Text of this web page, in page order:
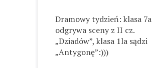
Dramowy tydzień: klasa 7a
odgrywa sceny z II cz.
„Dziadów”, klasa 1la sądzi
„Antygonę”:)))